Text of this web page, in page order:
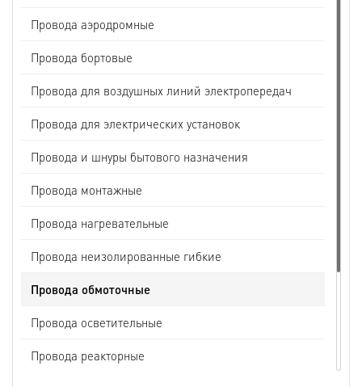
Провода аэродромные
Провода бортовые
Провода для воздушных линий электропередач
Провода для электрических установок
Провода и шнуры бытового назначения
Провода монтажные
Провода нагревательные
Провода неизолированные гибкие
Провода обмоточные
Провода осветительные
Провода реакторные